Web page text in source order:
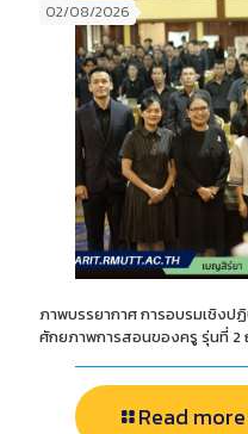
02/08/2026
ภาพบรรยากาศ การอบรมเชิง
ศักยภาพการสอนของครู รุ่นที่ 2
Read more